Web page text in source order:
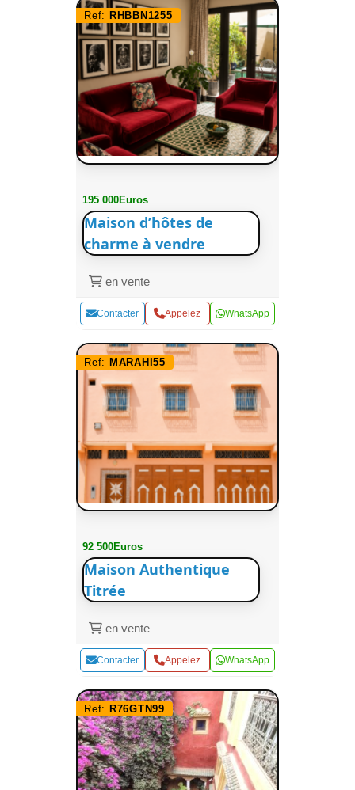
Ref: RHBBN1255
195 000Euros
Maison d’hôtes de
charme à vendre
en vente
Contacter Appelez WhatsApp
Ref: MARAHI55
92 500Euros
Maison Authentique
Titrée
en vente
Contacter Appelez WhatsApp
Ref: R76GTN99